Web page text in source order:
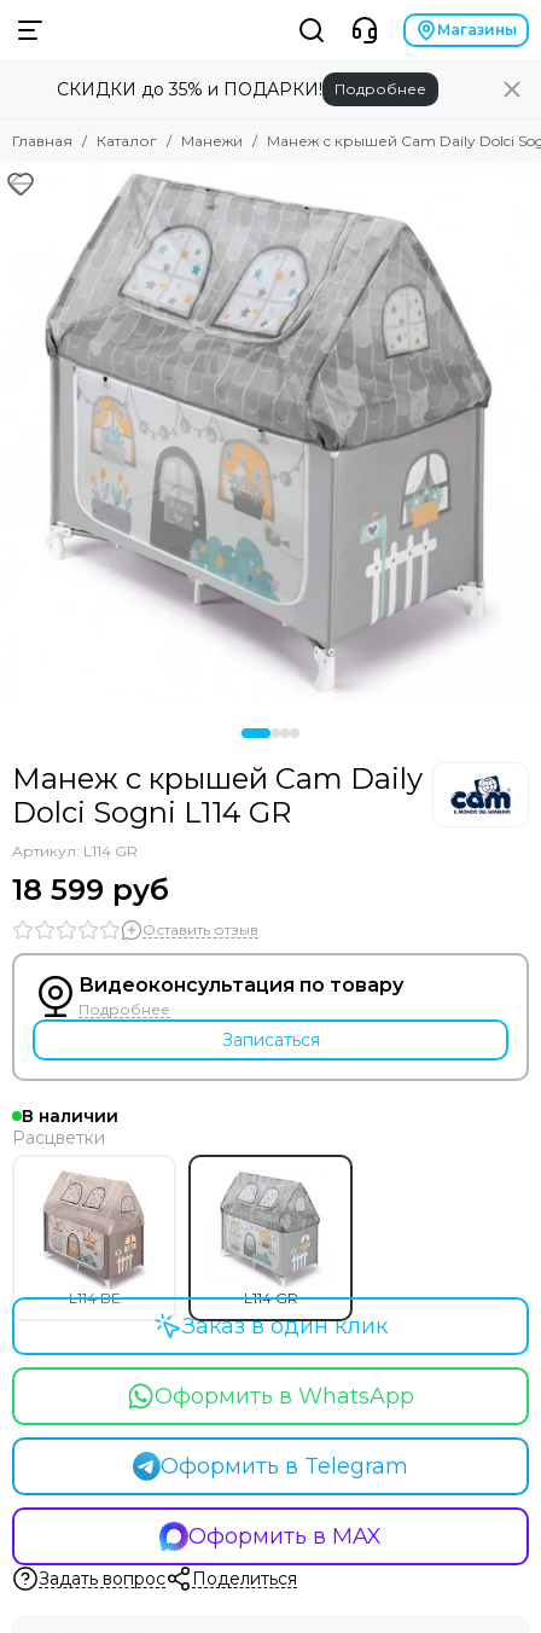
Магазины
СКИДКИ до 35% и ПОДАРКИ! Подробнее
Главная Каталог Манежи Манеж с крышей Cam Daily Dolci
Манеж с крышей Cam Daily
Dolci Sogni L114 GR
Артикул: L114 GR
18 599 руб
Оставить отзыв
Видеоконсультация по товару
Подробнее
Записаться
В наличии
Расцветки
L114 BE L114 GR
Оформить в WhatsApp
Оформить в Telegram
Оформить в MAX
Заказ в один клик
Задать вопрос Поделиться